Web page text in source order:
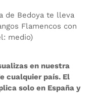
de Bedoya te lleva
Flamencos con
medio)
en nuestra
cualquier país. El
solo en España y